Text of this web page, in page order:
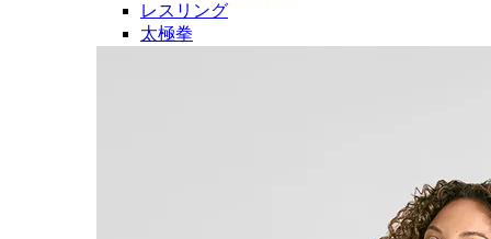
レスリング
太極拳